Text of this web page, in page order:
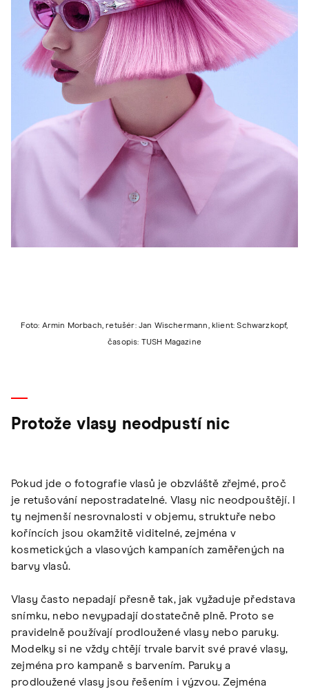
Foto: Armin Morbach, retušér: Jan Wischermann, klient: Schwarzkopf,
časopis: TUSH Magazine
Protože vlasy neodpustí nic
Pokud jde o fotografie vlasů je obzvláště zřejmé, proč
je retušování nepostradatelné. Vlasy nic neodpouštějí. I
ty nejmenší nesrovnalosti v objemu, struktuře nebo
koříncích jsou okamžitě viditelné, zejména v
kosmetických a vlasových kampaních zaměřených na
barvy vlasů.
Vlasy často nepadají přesně tak, jak vyžaduje představa
snímku, nebo nevypadají dostatečně plně. Proto se
pravidelně používají prodloužené vlasy nebo paruky.
Modelky si ne vždy chtějí trvale barvit své pravé vlasy,
zejména pro kampaně s barvením. Paruky a
prodloužené vlasy jsou řešením i výzvou. Zejména